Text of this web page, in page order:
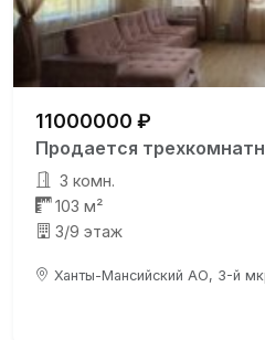
11000000 ₽
Продается
3 комн.
103 м²
3/9 этаж
Ханты-Мансийский АО, 3-й